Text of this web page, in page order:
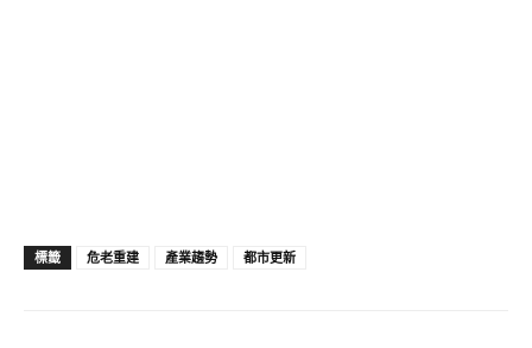
標籤 危老重建 產業趨勢 都市更新